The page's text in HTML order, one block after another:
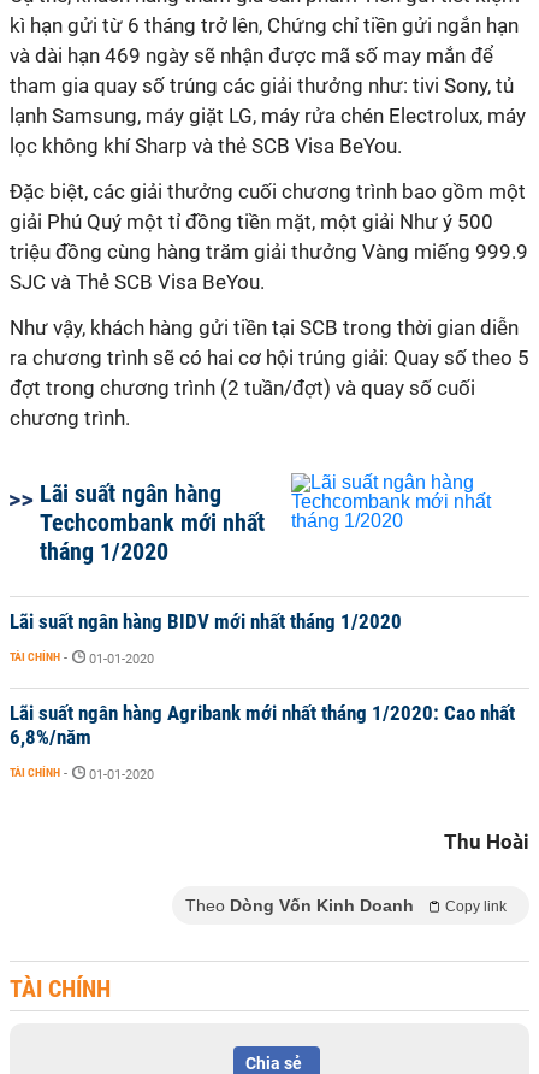
kì hạn gửi từ 6 tháng trở lên, Chứng chỉ tiền gửi ngắn hạn
và dài hạn 469 ngày sẽ nhận được mã số may mắn để
tham gia quay số trúng các giải thưởng như: tivi Sony, tủ
lạnh Samsung, máy giặt LG, máy rửa chén Electrolux, máy
lọc không khí Sharp và thẻ SCB Visa BeYou.
Đặc biệt, các giải thưởng cuối chương trình bao gồm một
giải Phú Quý một tỉ đồng tiền mặt, một giải Như ý 500
triệu đồng cùng hàng trăm giải thưởng Vàng miếng 999.9
SJC và Thẻ SCB Visa BeYou.
Như vậy, khách hàng gửi tiền tại SCB trong thời gian diễn
ra chương trình sẽ có hai cơ hội trúng giải: Quay số theo 5
đợt trong chương trình (2 tuần/đợt) và quay số cuối
chương trình.
Lãi suất ngân hàng
Techcombank mới nhất
tháng 1/2020
Lãi suất ngân hàng BIDV mới nhất tháng 1/2020
TÀI CHÍNH - 01-01-2020
Lãi suất ngân hàng Agribank mới nhất tháng 1/2020: Cao nhất
6,8%/năm
TÀI CHÍNH - 01-01-2020
Thu Hoài
Theo Dòng Vốn Kinh Doanh Copy link
TÀI CHÍNH
Chia sẻ